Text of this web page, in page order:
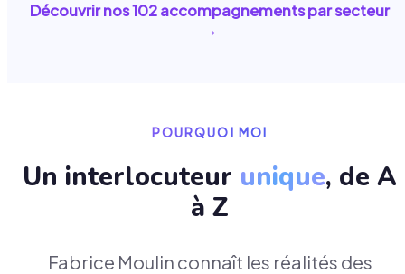
Découvrir nos102accompagnements par secteur
→
POURQUOI MOI
Un interlocuteur unique, de A
à Z
Fabrice Moulin connaît les réalités des